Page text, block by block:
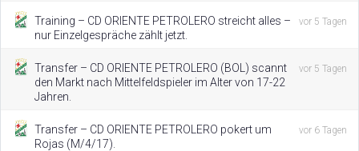
Training – CD ORIENTE PETROLERO streicht alles –
nur Einzelgespräche zählt jetzt.
vor 5 Tagen
Transfer – CD ORIENTE PETROLERO (BOL) scannt
den Markt nach Mittelfeldspieler im Alter von 17-22
Jahren.
vor 5 Tagen
Transfer – CD ORIENTE PETROLERO pokert um
Rojas (M/4/17).
vor 6 Tagen